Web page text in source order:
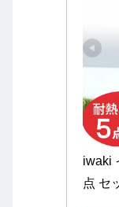
iwaki
点 セ